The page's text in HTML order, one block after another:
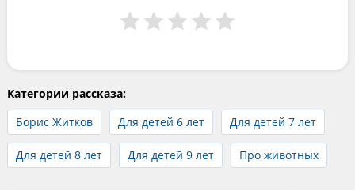
Категории рассказа:
Борис Житков
Для детей 6 лет Для детей 7 лет
Для детей 8 лет Для детей 9 лет Про животных